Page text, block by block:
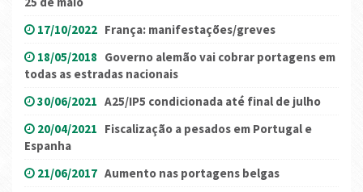
17/10/2022 França: manifestações/greves
18/05/2018 Governo alemão vai cobrar portagens em
todas as estradas nacionais
30/06/2021 A25/IP5 condicionada até final de julho
20/04/2021 Fiscalização a pesados em Portugal e
Espanha
21/06/2017 Aumento nas portagens belgas